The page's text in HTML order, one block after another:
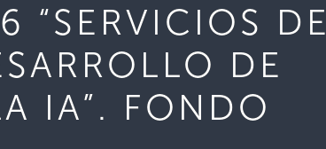
DE
DE
IA”. FONDO